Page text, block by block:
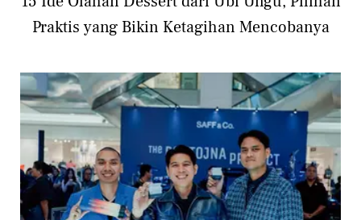
Praktis yang Bikin Ketagihan Mencobanya